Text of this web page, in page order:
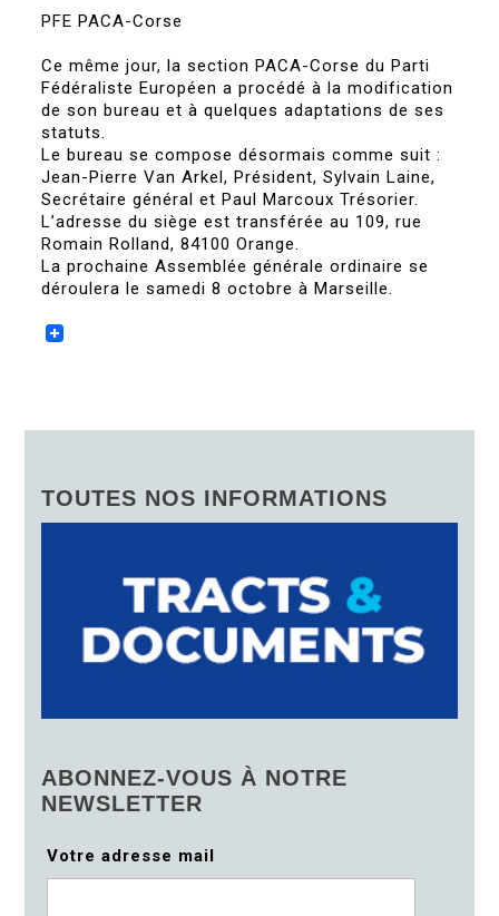
PFE PACA-Corse
Ce même jour, la section PACA-Corse du Parti
Fédéraliste Européen a procédé à la modification
de son bureau et à quelques adaptations de ses
statuts.
Le bureau se compose désormais comme suit :
Jean-Pierre Van Arkel, Président, Sylvain Laine,
Secrétaire général et Paul Marcoux Trésorier.
L’adresse du siège est transférée au 109, rue
Romain Rolland, 84100 Orange.
La prochaine Assemblée générale ordinaire se
déroulera le samedi 8 octobre à Marseille.
TOUTES NOS INFORMATIONS
ABONNEZ-VOUS À NOTRE
NEWSLETTER
Votre adresse mail